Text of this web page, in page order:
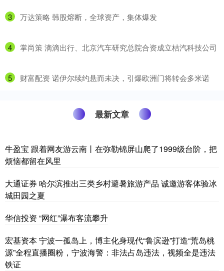
3 ​万达策略 韩股熔断，全球资产，集体爆发
4 ​掌尚策 滴滴出行、北京汽车研究总院合资成立桔汽科技公司
5 ​财富配资 诺伊尔续约悬而未决，引爆欧洲门将转会多米诺
最新文章
牛盈宝 跟着网友游云南丨在弥勒锦屏山爬了1999级台阶，把
烦恼都留在风里
大通证券 哈尔滨推出三类乡村避暑旅游产品 诚邀游客体验冰
城田园之夏
华信投资 “网红”瀑布客流攀升
宏基资本 宁波一孤岛上，博主化身现代“鲁滨逊”打造“荒岛桃
源”全程直播圈粉，宁波海警：非法占岛违法，视频全是违法
铁证